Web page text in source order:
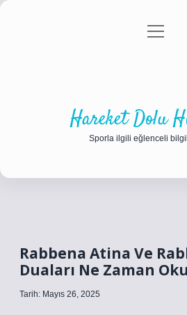
Gizlilik Politikası
menüyü
Hareket Dolu
Sporla ilgili eğlenceli
Rabbena Atina Ve
Duaları Ne Zaman
Tarih: Mayıs 26, 2025